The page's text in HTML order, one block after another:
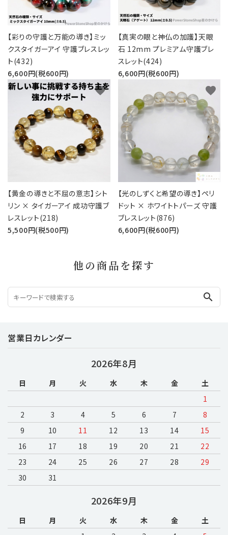
【彩りの守護と万能の導き】ミッ
クスタイガーアイ 守護ブレスレッ
ト(432)
6,600円(税600円)
【真実の眼と神仏の加護】天眼
石 12mm プレミアム守護ブレ
スレット(424)
6,600円(税600円)
【黄金の導きと不屈の意志】シト
リン × タイガーアイ 成功守護ブ
レスレット(218)
5,500円(税500円)
favorite
【光のしずくと希望の導き】ペリ
ドット × ホワイトトパーズ 守護
ブレスレット(876)
6,600円(税600円)
favorite
他の商品を探す
search
営業日カレンダー
2026年8月
日 月 火 水 木 金
土
1
2
3 4 5 6 7
8
9
10 11 12 13 14
15
16
17 18 19 20 21
22
23
24 25 26 27 28
29
30
31
2026年9月
日 月 火 水 木 金
土